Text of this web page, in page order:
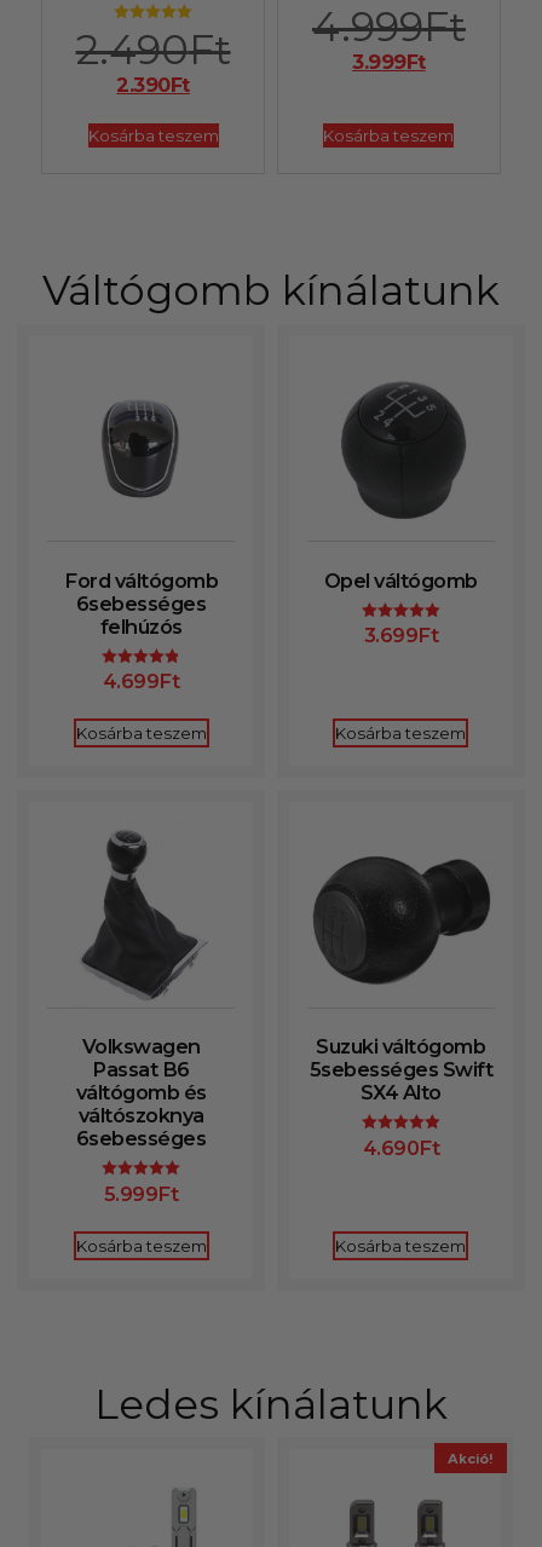
Értékelés:
5.00
/ 5
2.490Ft
2.390Ft
Kosárba teszem
Értékelés:
4.90
/ 5
4.999Ft
3.999Ft
Kosárba teszem
Váltógomb kínálatunk
Ford váltógomb
6sebességes
felhúzós
Értékelés:
4.85
4.699Ft
Kosárba teszem
Opel váltógomb
Értékelés:
5.00
3.699Ft
Kosárba teszem
Volkswagen
Passat B6
váltógomb és
váltószoknya
6sebességes
Értékelés:
5.00
5.999Ft
Kosárba teszem
Suzuki váltógomb
5sebességes Swift
SX4 Alto
Értékelés:
4.93
4.690Ft
Kosárba teszem
Ledes kínálatunk
Akció!